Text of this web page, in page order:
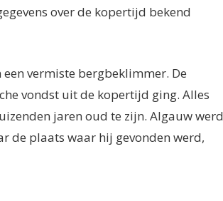
over de kopertijd bekend
vermiste bergbeklimmer. De
vondst uit de kopertijd ging. Alles
jaren oud te zijn. Algauw werd
de plaats waar hij gevonden werd,